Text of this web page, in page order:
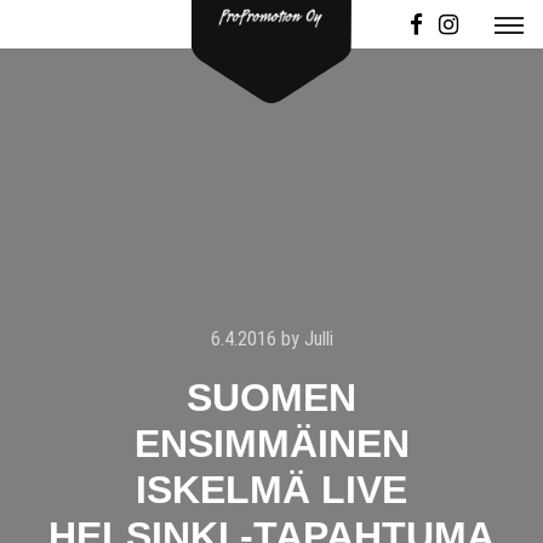
6.4.2016 by Julli
SUOMEN
ENSIMMÄINEN
ISKELMÄ LIVE